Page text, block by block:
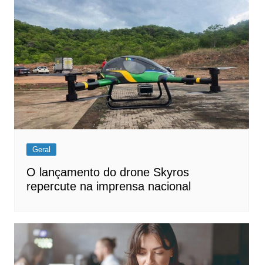
Geral
O lançamento do drone Skyros
repercute na imprensa nacional